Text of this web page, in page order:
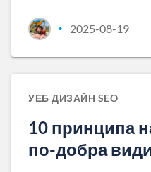
• 2025-08-19
УЕБ ДИЗАЙН SEO
10 принципа
по-добра